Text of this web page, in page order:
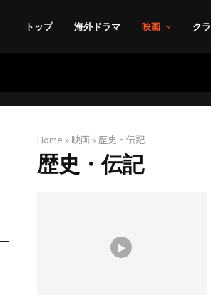
トップ 海外ドラマ 映画 ク
Home » 映画» 歴史・伝記
歴史・伝記